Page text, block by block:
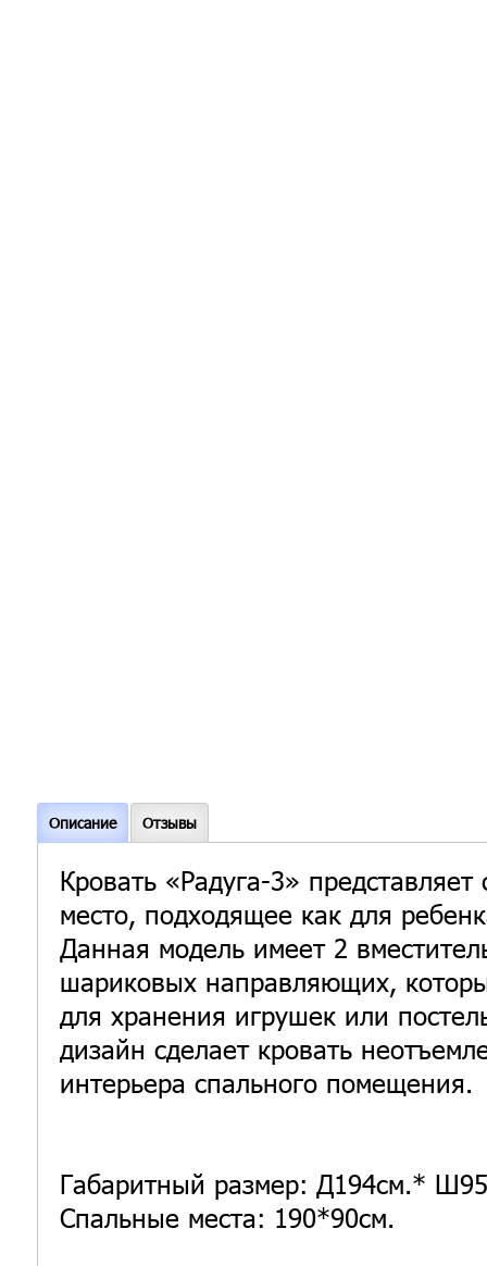
Описание Отзывы
Кровать «Радуга-3»
место, подходящее как для
Данная модель имеет 2
шариковых направляющих,
для хранения игрушек или
дизайн сделает кровать
интерьера спального помещения.
Габаритный размер: Д194см.*
Спальные места: 190*90см.